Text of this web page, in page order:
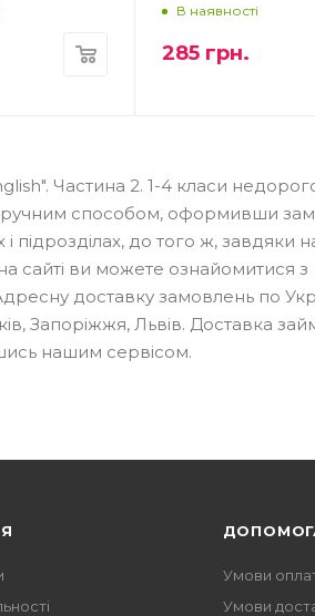
В наявності
285 грн.
Частина 2. 1-4 класи
способом, оформивши
до того ж, завдяки
сайті ви можете ознайомитися з
доставку замовлень по
Запоріжжя, Львів. Доставка
нашим сервісом.
Умови
Умови